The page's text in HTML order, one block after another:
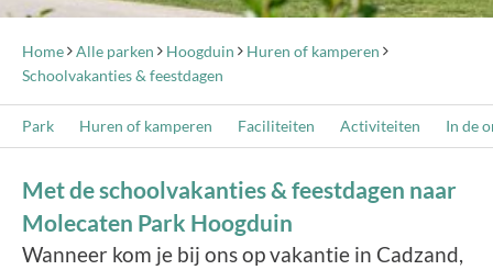
Home Alle parken Hoogduin
Huren of kamperen
Schoolvakanties & feestdagen
Park Huren of kamperen Faciliteiten Activiteiten In de
Met de schoolvakanties & feestdagen naar
Molecaten Park Hoogduin
Wanneer kom je bij ons op vakantie in Cadzand,